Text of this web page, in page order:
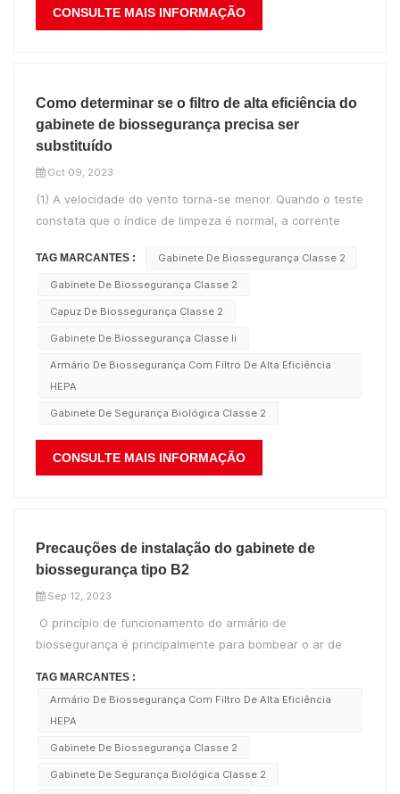
CONSULTE MAIS INFORMAÇÃO
Como determinar se o filtro de alta eficiência do
gabinete de biossegurança precisa ser
substituído
Oct 09, 2023
(1) A velocidade do vento torna-se menor. Quando o teste
constata que o índice de limpeza é normal, a corrente
durante a operação do armário de biossegurança, se o
equipamento enviar um alarme sonoro e visual e for
causado pela baixa vazão do fluxo...
TAG MARCANTES : Gabinete De Biossegurança Classe 2
Gabinete De Biossegurança Classe 2
Capuz De Biossegurança Classe 2
Gabinete De Biossegurança Classe Ii
Armário De Biossegurança Com Filtro De Alta Eficiência
HEPA
Gabinete De Segurança Biológica Classe 2
CONSULTE MAIS INFORMAÇÃO
Precauções de instalação do gabinete de
biossegurança tipo B2
Sep 12, 2023
O princípio de funcionamento do armário de
biossegurança é principalmente para bombear o ar de
equipe por meio do fluxo de ar vertical; O ar externo é
TAG MARCANTES :
Armário De Biossegurança Com Filtro De Alta Eficiência
HEPA
Gabinete De Biossegurança Classe 2
Gabinete De Segurança Biológica Classe 2